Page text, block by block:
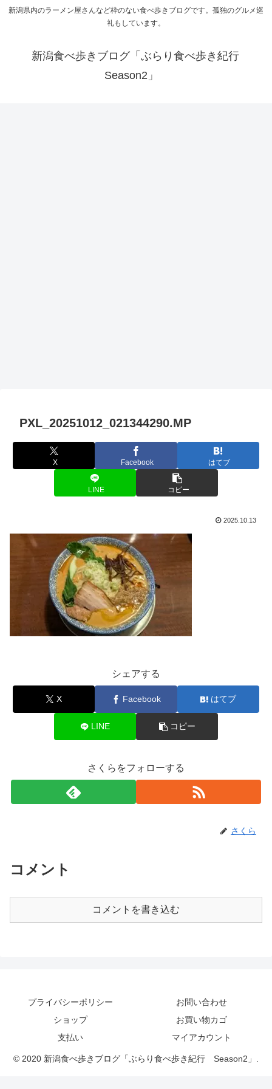
新潟県内のラーメン屋さんなど枠のない食べ歩きブログです。孤独のグルメ巡
礼もしています。
新潟食べ歩きブログ「ぶらり食べ歩き紀行
Season2」
PXL_20251012_021344290.MP
X Facebook はてブ
LINE コピー
2025.10.13
シェアする
X Facebook はてブ
LINE コピー
さくらをフォローする
さくら
コメント
コメントを書き込む
プライバシーポリシー
お問い合わせ
ショップ
お買い物カゴ
支払い
マイアカウント
© 2020 新潟食べ歩きブログ「ぶらり食べ歩き紀行 Season2」.